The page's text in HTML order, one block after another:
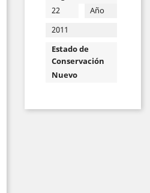
22
Año
2011
Estado de
Conservación
Nuevo